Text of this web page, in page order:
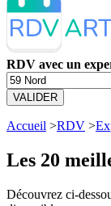
RDV avec un
VALIDER
Accueil >RDV >
Les 20
Découvrez ci-